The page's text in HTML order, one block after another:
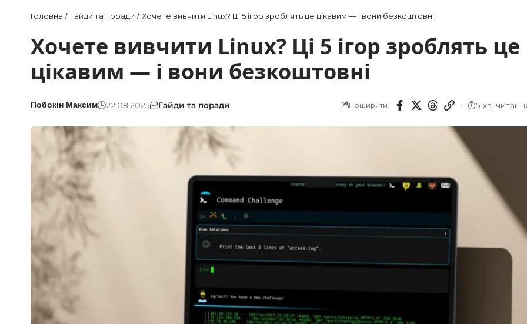
Головна / Гайди та поради / Хочете вивчити Linux? Ці 5 ігор зроблять це цікавим — і вони безкоштовні
Хочете вивчити Linux? Ці 5 ігор зроблять це
цікавим — і вони безкоштовні
Побокін Максим 22.08.2025 Гайди та поради Поширити 5 хв.